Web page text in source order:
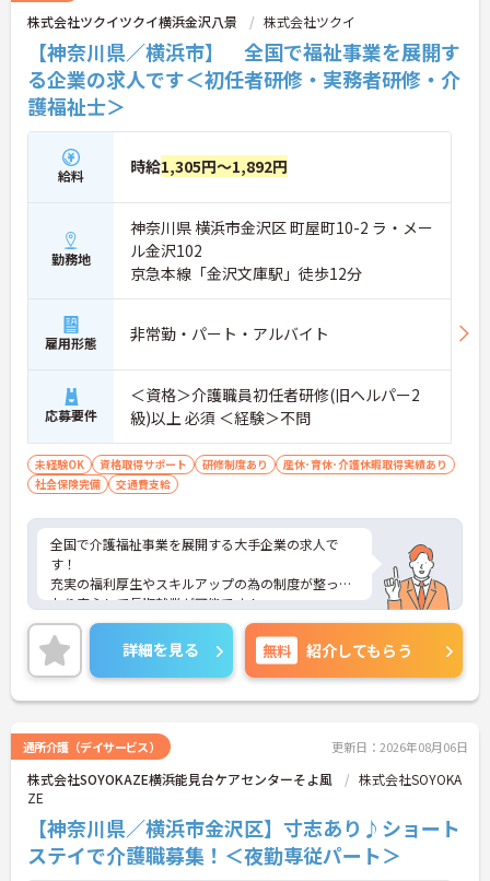
★おすすめPOINT★
＜個別ＯＪＴとチーム連携で着実に成長！＞
・入職後はお一人おひとりの習熟度に合わせた個別
のＯＪＴ研修を実施し、ｅラーニングを用いた学習
の機会も提供されます
・施設内には看護師が24時間常駐しており、急変時
の対応や専門的な医療処置は看護師が担当するため
負担が減ります
・介護スタッフと看護スタッフの比率が1対1で相談
しやすく、初任者研修や実務者研修からでも着実に
専門性を高められます
＜残業月7時間以下で身体の負担を軽減！＞
・常勤で働くスタッフの比率が90パーセント以上と
高く、急なシフト変更や無理な長時間勤務が発生し
にくい人員体制です
・訪問スケジュールに沿って施設内でのケアを行う
・夜勤明けの翌日は原則としてお休みとなるシフト
編成が組まれており、しっかりと休息を取りながら
長期的な就業が可能です
＜評価制度でキャリアアップ＞
・介護福祉士や初任者研修などの資格や実務経験、
ーションを維持できます
・年次を問わずリーダーや主任などのマネジメント
職へ昇格する事例も多数あり、腰を据えて長期的な
キャリア形成が可能です
株式会社ツクイツクイ横浜金沢八景 株式会社ツクイ
【神奈川県／横浜市】 全国で福祉事業を展開す
る企業の求人です＜初任者研修・実務者研修・介
護福祉士＞
給料 時給1,305円～1,892円
勤務地
神奈川県 横浜市金沢区 町屋町10-2 ラ・メー
ル金沢102
京急本線「金沢文庫駅」徒歩12分
雇用形態 非常勤・パート・アルバイト
応募要件
＜資格＞介護職員初任者研修(旧ヘルパー2
級)以上 必須 ＜経験＞不問
未経験OK 資格取得サポート 研修制度あり
産休･育休･介護休暇取得実績あり
社会保険完備
交通費支給
全国で介護福祉事業を展開する大手企業の求人で
す！
充実の福利厚生やスキルアップの為の制度が整って
おり安心して長期就業が可能です！
ご興味ある方には、面接のポイントなど、さらに詳
細をお話致しますのでお気軽にご相談ください。
詳細を見る 無料 紹介してもらう
通所介護（デイサービス） 更新日：2026年08月06日
株式会社SOYOKAZE横浜能見台ケアセンターそよ風
株式会社SOYOKA
ZE
【神奈川県／横浜市金沢区】寸志あり♪ショート
ステイで介護職募集！＜夜勤専従パート＞